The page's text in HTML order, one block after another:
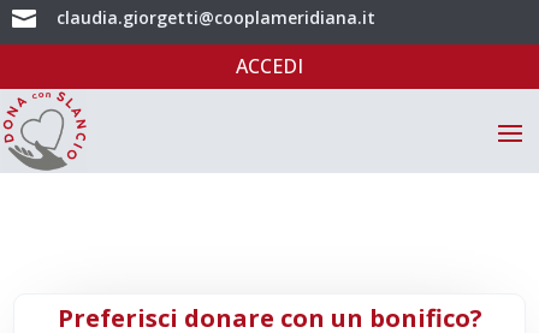
 claudia.giorgetti@cooplameridiana.it
ACCEDI
Preferisci donare con un bonifico?